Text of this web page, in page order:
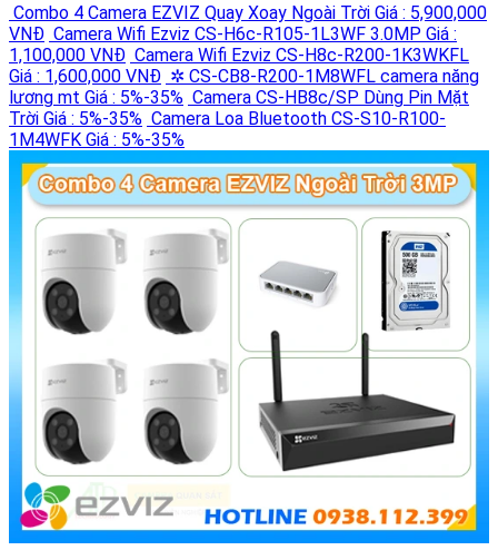
Combo 4 Camera EZVIZ Quay Xoay Ngoài Trời Giá : 5,900,000
VNĐ Camera Wifi Ezviz CS-H6c-R105-1L3WF 3.0MP Giá :
1,100,000 VNĐ Camera Wifi Ezviz CS-H8c-R200-1K3WKFL
Giá : 1,600,000 VNĐ ✲ CS-CB8-R200-1M8WFL camera năng
lương mt Giá : 5%-35% Camera CS-HB8c/SP Dùng Pin Mặt
Trời Giá : 5%-35% Camera Loa Bluetooth CS-S10-R100-
1M4WFK Giá : 5%-35%